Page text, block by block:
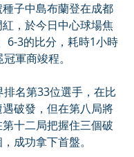
子中島布蘭登在成都
，於今日中心球場焦
6-3的比分，耗時1小時
軍商竣程。
名第33位選手，在比
破發，但在第八局將
十二局把握住三個破
成功拿下首盤。